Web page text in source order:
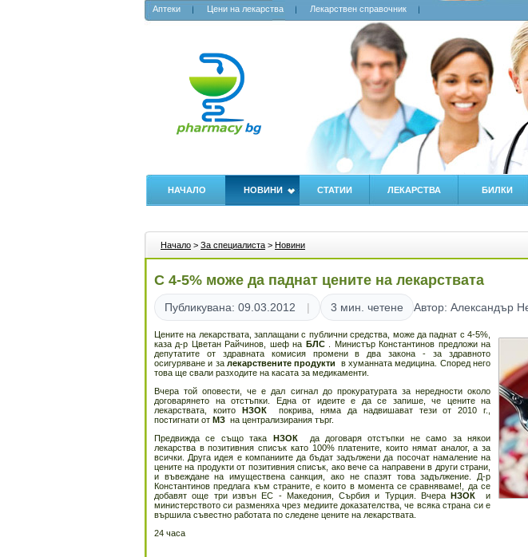
Аптеки Цени на лекарства Лекарствен справочник
НАЧАЛО НОВИНИ СТАТИИ ЛЕКАРСТВА БИЛКИ
Начало > За специалиста > Новини
С 4-5% може да паднат цените на лекарствата
Публикувана: 09.03.2012 3 мин. четене Автор: Александър
Цените на лекарствата, заплащани с публични средства, може да паднат с 4-5%,
каза д-р Цветан Райчинов, шеф на БЛС
. Министър Константинов предложи на
депутатите от здравната комисия промени в два закона - за здравното
осигуряване и за лекарствените продукти
в хуманната медицина. Според него
това ще свали разходите на касата за медикаменти.
Вчера той оповести, че е дал сигнал до прокуратурата за нередности около
договарянето на отстъпки. Една от идеите е да се запише, че цените на
лекарствата, които НЗОК
покрива, няма да надвишават тези от 2010 г.,
постигнати от МЗ на централизирания търг.
Предвижда се също така НЗОК
да договаря отстъпки не само за някои
лекарства в позитивния списък като 100% платените, които нямат аналог, а за
всички. Друга идея е компаниите да бъдат задължени да посочат намаление на
цените на продукти от позитивния списък, ако вече са направени в други страни,
и въвеждане на имуществена санкция, ако не спазят това задължение. Д-р
Константинов предлага към страните, е които в момента се сравняваме!, да се
добавят още три извън ЕС - Македония, Сърбия и Турция. ВчераНЗОК
и
министерството си разменяха чрез медиите доказателства, че всяка страна си е
вършила съвестно работата по следене цените на лекарствата.
24 часа